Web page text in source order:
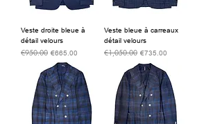
Veste droite bleue à
détail velours
通常価格
€950.00 セール価格
€665.00
Veste bleue à carreaux
détail velours
通常価格
€1,050.00 セール価格
€735.00